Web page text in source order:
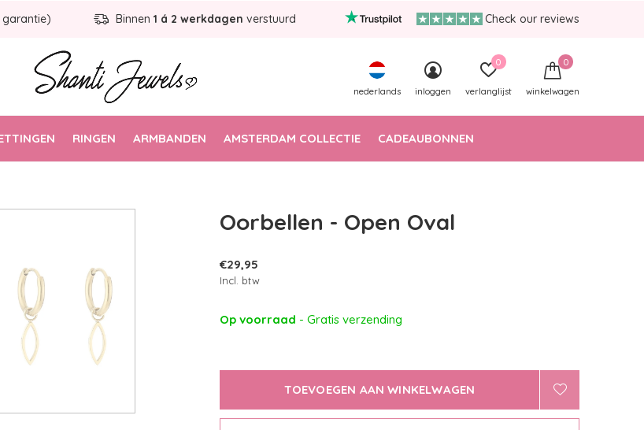
RINGEN ARMBANDEN AMSTERDAM COLLECTIE CADEAUBONNEN
nederlands inloggen verlanglijst
0
winkelwagen
0
garantie) Binnen 1 á 2 werkdagen verstuurd Check our reviews
Oorbellen - Open Oval
€29,95
Incl. btw
Op voorraad - Gratis verzending
TOEVOEGEN AAN WINKELWAGEN